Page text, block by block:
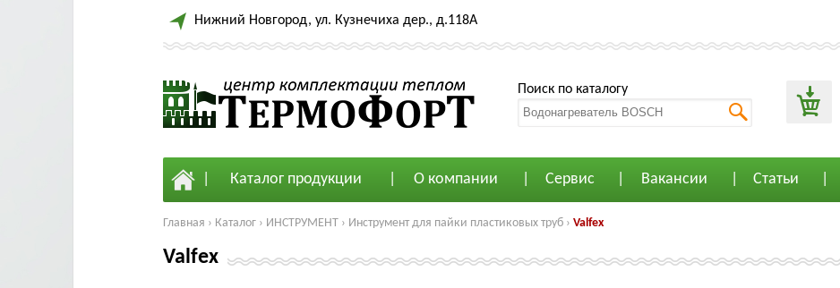
Нижний Новгород, ул. Кузнечиха дер., д.118А
Поиск по каталогу
Каталог продукции О компании Сервис Вакансии Статьи
Главная › Каталог › ИНСТРУМЕНТ › Инструмент для пайки пластиковых труб › Valfex
Valfex